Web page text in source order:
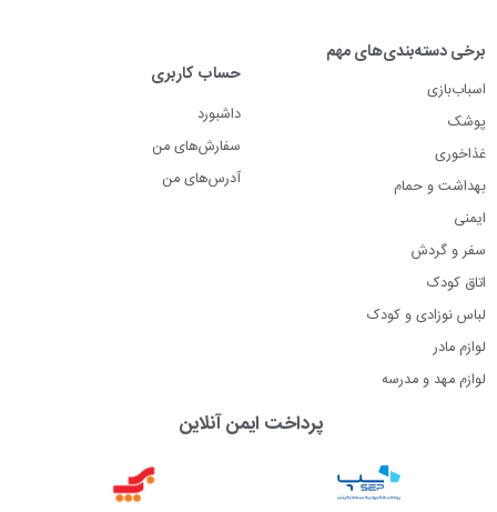
برخی دسته‌بندی‌های مهم
اسباب‌بازی
پوشک
غذاخوری
بهداشت و حمام
ایمنی
سفر و گردش
اتاق کودک
لباس نوزادی و کودک
لوازم مادر
لوازم مهد و مدرسه
حساب کاربری
داشبورد
سفارش‌های من
آدرس‌های من
پرداخت ایمن آنلاین